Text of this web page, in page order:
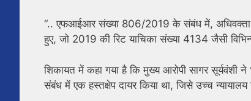
“.. एफआईआर संख्या 806/2019 के संबंध में,
हुए, जो 2019 की रिट याचिका संख्या 4134 जैसी
शिकायत में कहा गया है कि मुख्य आरोपी सागर सूर्यवंशी
संबंध में एक हस्तक्षेप दायर किया था, जिसे उच्च न्यायालय